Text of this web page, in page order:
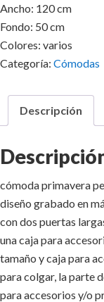
Ancho: 120 cm
Fondo: 50 cm
Colores: varios
Categoría: Cómodas
Descripción
cómoda primavera
diseño grabado en
con dos puertas
una caja para
tamaño y caja para
para colgar, la parte
para accesorios y/o